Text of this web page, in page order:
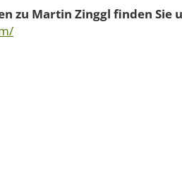
zu Martin Zinggl finden Sie